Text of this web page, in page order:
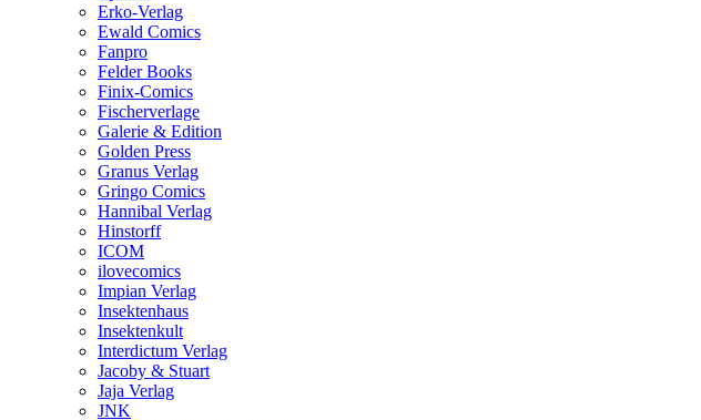
Erko-Verlag
Ewald Comics
Fanpro
Felder Books
Finix-Comics
Fischerverlage
Galerie & Edition
Golden Press
Granus Verlag
Gringo Comics
Hannibal Verlag
Hinstorff
ICOM
ilovecomics
Impian Verlag
Insektenhaus
Insektenkult
Interdictum Verlag
Jacoby & Stuart
Jaja Verlag
JNK